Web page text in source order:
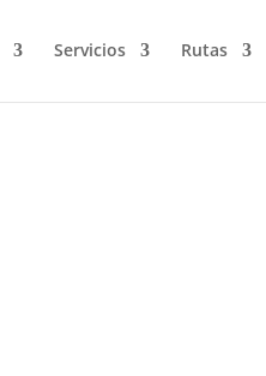
Servicios Rutas